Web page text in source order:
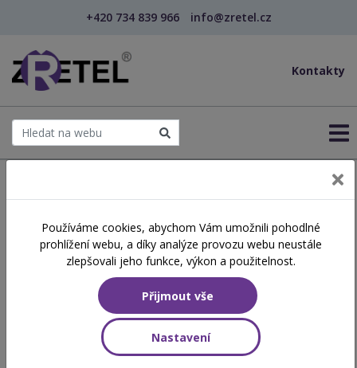
+420 734 839 966 info@zretel.cz
Kontakty
Používáme cookies, abychom Vám umožnili pohodlné
prohlížení webu, a díky analýze provozu webu neustále
zlepšovali jeho funkce, výkon a použitelnost.
Přijmout vše
Nastavení